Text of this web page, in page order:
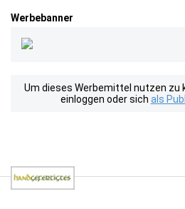
Werbebanner
Um dieses Werbemittel nutzen zu
einloggen oder sich als